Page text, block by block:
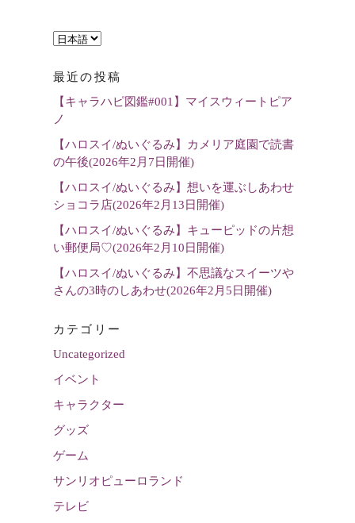
言
を
選
最近の投稿
【キャラハピ図鑑#001】マイスウィートピア
ノ
【ハロスイ/ぬいぐるみ】カメリア庭園で読書
の午後(2026年2月7日開催)
【ハロスイ/ぬいぐるみ】想いを運ぶしあわせ
ショコラ店(2026年2月13日開催)
【ハロスイ/ぬいぐるみ】キューピッドの片想
い郵便局♡(2026年2月10日開催)
【ハロスイ/ぬいぐるみ】不思議なスイーツや
さんの3時のしあわせ(2026年2月5日開催)
カテゴリー
Uncategorized
イベント
キャラクター
グッズ
ゲーム
サンリオピューロランド
テレビ